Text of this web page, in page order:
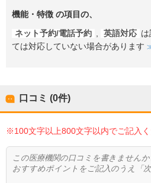
機能・特徴 の項目の、
ネット予約/電話予約 , 英語対応
ては対応していない場合があります
口コミ (0件)
※100文字以上800文字以内でご記入